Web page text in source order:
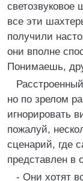
светозвуковое
все эти
получили
они вполне
Понимаешь,
но по зрелом
игнорировать
пожалуй,
сценарий, где
представлен в
- Они хотят